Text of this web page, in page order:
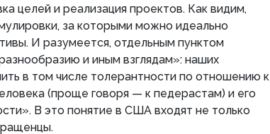
целей и реализация проектов. Как видим,
за которыми можно идеально
И разумеется, отдельным пунктом
и иным взглядам»: наших
в том числе толерантности по отношению к
(проще говоря — к педерастам) и его
В это понятие в США входят не только